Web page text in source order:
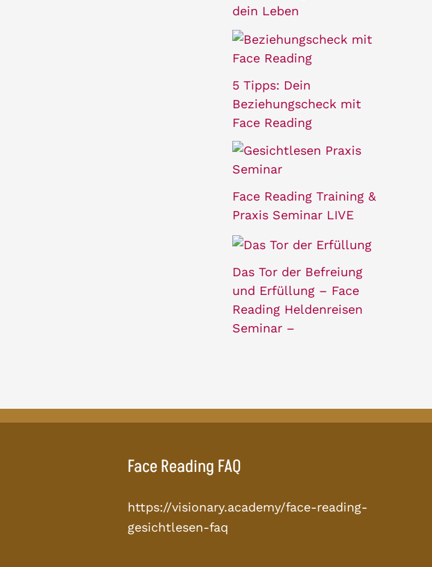
dein Leben
5 Tipps: Dein
Beziehungscheck mit
Face Reading
Face Reading Training &
Praxis Seminar LIVE
Das Tor der Befreiung
und Erfüllung – Face
Reading Heldenreisen
Seminar –
Face Reading FAQ
https://visionary.academy/face-reading-
gesichtlesen-faq